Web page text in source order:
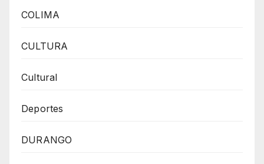
COLIMA
CULTURA
Cultural
Deportes
DURANGO